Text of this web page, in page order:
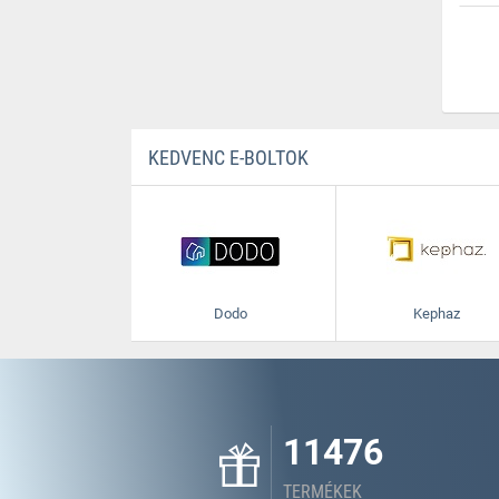
KEDVENC E-BOLTOK
Dodo Kephaz
11476
TERMÉKEK